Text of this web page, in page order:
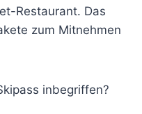
Restaurant. Das
zum Mitnehmen
inbegriffen?